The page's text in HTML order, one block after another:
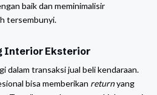
baik dan meminimalisir
tersembunyi.
Interior Eksterior
dalam transaksi jual beli kendaraan.
bisa memberikan returnyang